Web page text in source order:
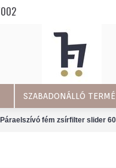
SZABADONÁLLÓ
fém zsírfilter slider